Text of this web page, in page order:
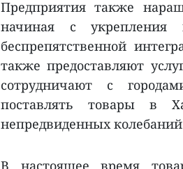
Предприятия также
начиная с укрепления
беспрепятственной
также предоставляют
сотрудничают с
поставлять товары в
непредвиденных
В настоящее время